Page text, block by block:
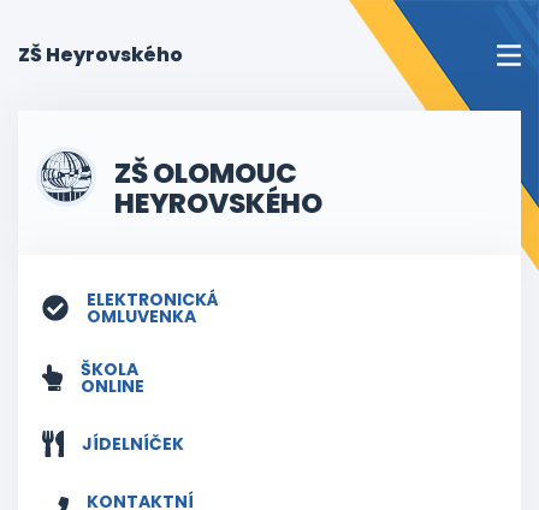
ZŠ Heyrovského
ZŠ OLOMOUC
HEYROVSKÉHO
ELEKTRONICKÁ
OMLUVENKA
ŠKOLA
ONLINE
JÍDELNÍČEK
KONTAKTNÍ